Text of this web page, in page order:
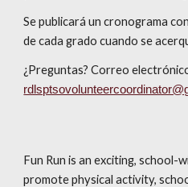
Se publicará un cronograma
de cada grado cuando se
¿Preguntas? Correo
Fun Run is an exciting, school-
promote physical activity,